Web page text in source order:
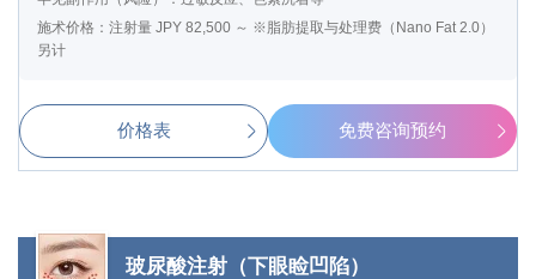
施术价格：注射量 JPY 82,500 ～ ※脂肪提取与处理费（Nano Fat 2.0）
另计
价格表 免费咨询预约
玻尿酸注射（下眼睑凹陷）